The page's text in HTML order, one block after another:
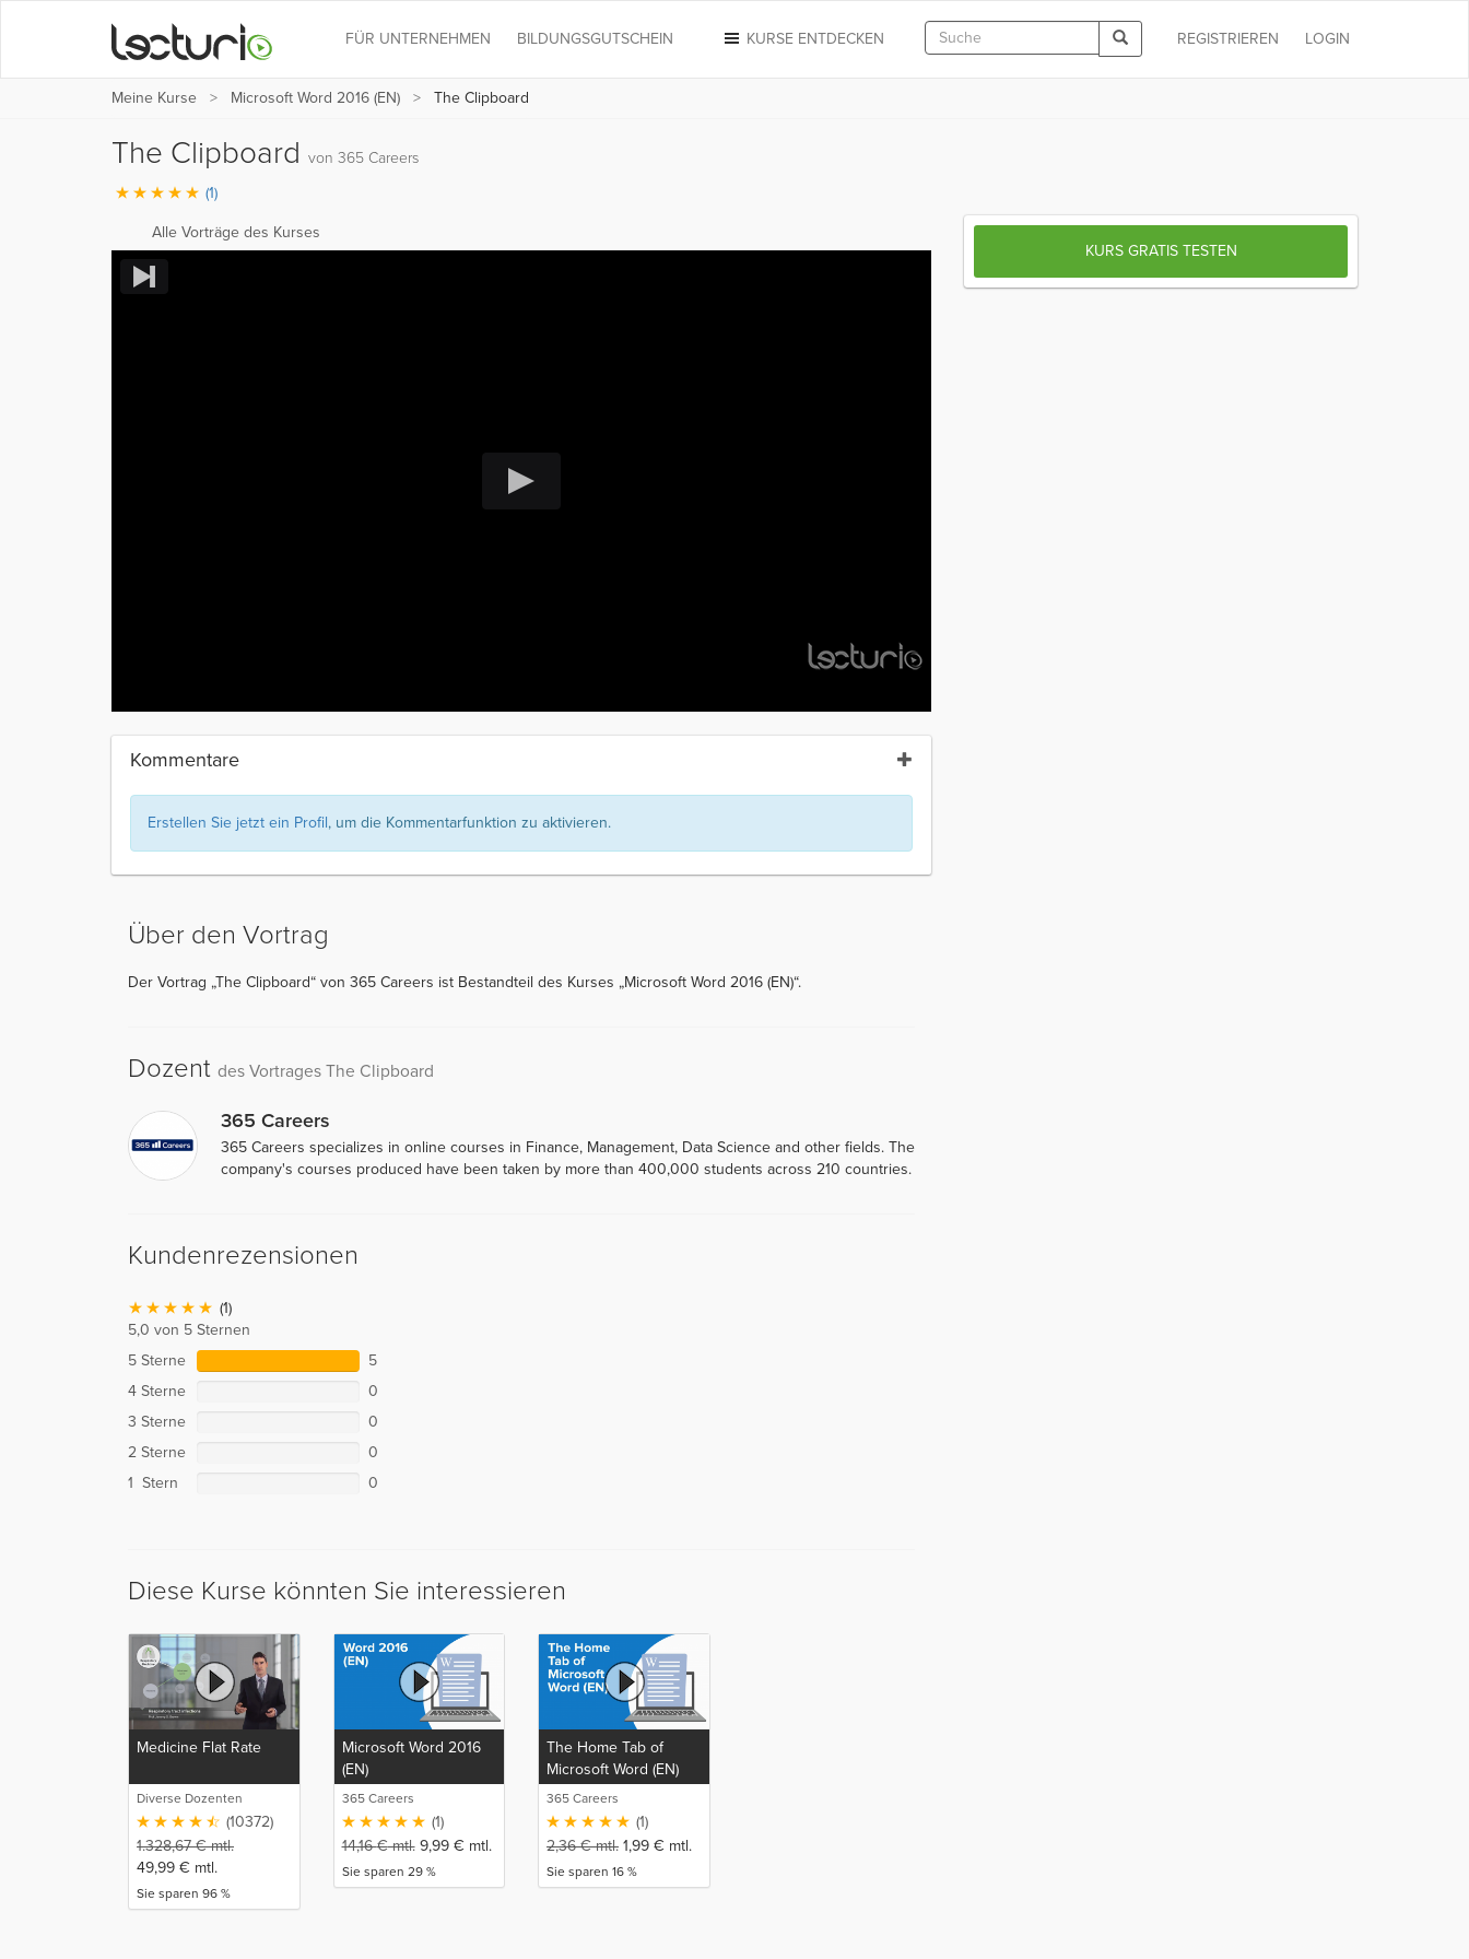
LOGIN
REGISTRIEREN
KURSE ENTDECKEN
FÜR UNTERNEHMEN BILDUNGSGUTSCHEIN
Meine Kurse Microsoft Word 2016 (EN) The Clipboard
The Clipboard von 365 Careers
(1)
Alle Vorträge des Kurses
Kommentare
Erstellen Sie jetzt ein Profil, um die Kommentarfunktion zu aktivieren.
Über den Vortrag
Der Vortrag „The Clipboard“ von 365 Careers ist Bestandteil des Kurses „Microsoft Word 2016 (EN)“.
Dozent des Vortrages The Clipboard
365 Careers
365 Careers specializes in online courses in Finance, Management, Data Science and other fields. The
company's courses produced have been taken by more than 400,000 students across 210 countries.
Kundenrezensionen
(1)
5,0 von 5 Sternen
5 Sterne
5
4 Sterne
0
3 Sterne
0
2 Sterne
0
1 Stern
0
Diese Kurse könnten Sie interessieren
Medicine Flat Rate
Diverse Dozenten
(10372)
1.328,67€mtl.
49,99 € mtl.
Sie sparen 96 %
Microsoft Word 2016
(EN)
365 Careers
(1)
14,16€mtl. 9,99 € mtl.
Sie sparen 29 %
The Home Tab of
Microsoft Word (EN)
365 Careers
(1)
2,36€mtl. 1,99 € mtl.
Sie sparen 16 %
KURS GRATIS TESTEN